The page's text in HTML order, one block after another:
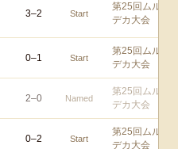
3–2 Start
第25回ムル
デカ大会
0–1 Start
第25回ムル
デカ大会
2–0 Named
第25回ムル
デカ大会
0–2 Start
第25回ムル
デカ大会